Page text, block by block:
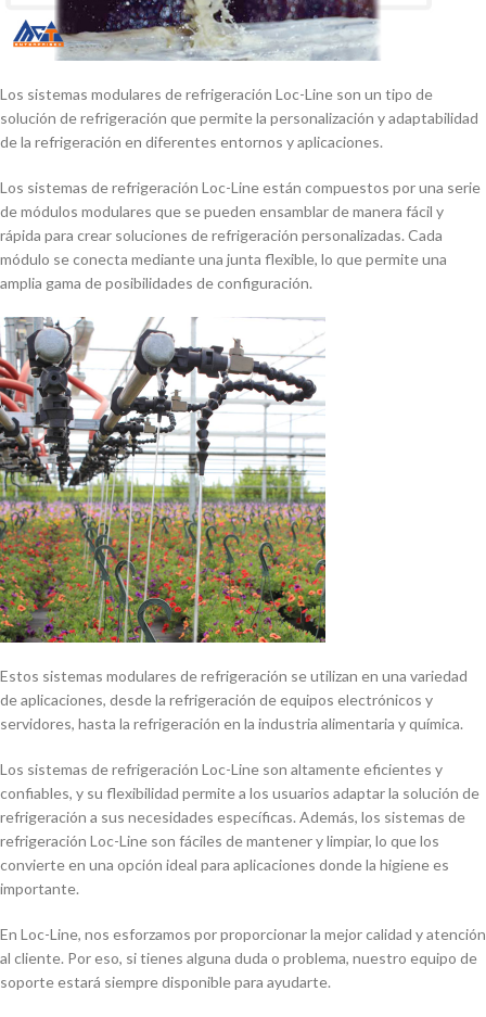
Los sistemas modulares de refrigeración Loc-Line son un tipo de
solución de refrigeración que permite la personalización y adaptabilidad
de la refrigeración en diferentes entornos y aplicaciones.
Los sistemas de refrigeración Loc-Line están compuestos por una serie
de módulos modulares que se pueden ensamblar de manera fácil y
rápida para crear soluciones de refrigeración personalizadas. Cada
módulo se conecta mediante una junta flexible, lo que permite una
amplia gama de posibilidades de configuración.
Estos sistemas modulares de refrigeración se utilizan en una variedad
de aplicaciones, desde la refrigeración de equipos electrónicos y
servidores, hasta la refrigeración en la industria alimentaria y quí­mica.
Los sistemas de refrigeración Loc-Line son altamente eficientes y
confiables, y su flexibilidad permite a los usuarios adaptar la solución de
refrigeración a sus necesidades especí­ficas. Además, los sistemas de
refrigeración Loc-Line son fáciles de mantener y limpiar, lo que los
convierte en una opción ideal para aplicaciones donde la higiene es
importante.
En Loc-Line, nos esforzamos por proporcionar la mejor calidad y atención
al cliente. Por eso, si tienes alguna duda o problema, nuestro equipo de
soporte estará siempre disponible para ayudarte.